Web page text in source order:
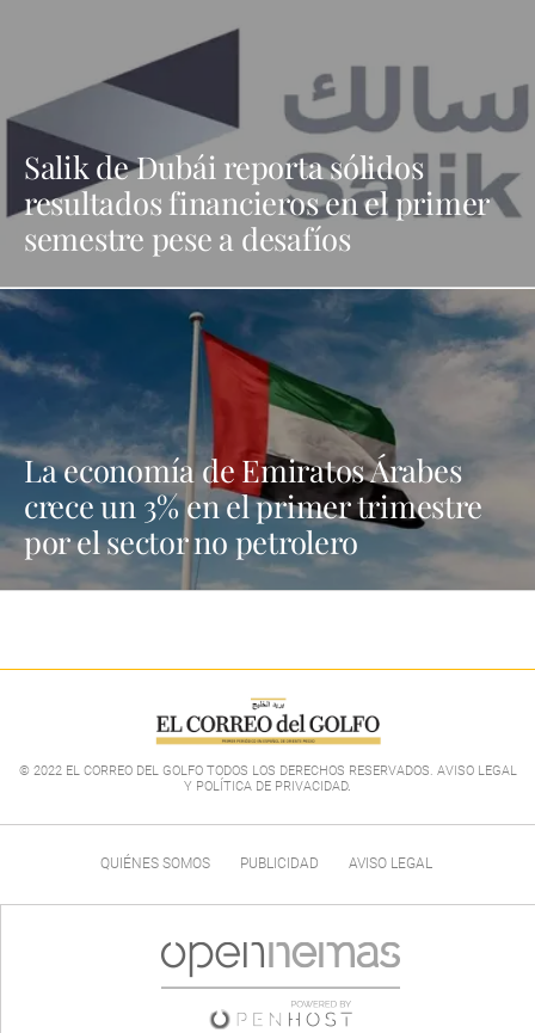
Salik de Dubái reporta sólidos
resultados financieros en el primer
semestre pese a desafíos
La economía de Emiratos Árabes
crece un 3% en el primer trimestre
por el sector no petrolero
© 2022 EL CORREO DEL GOLFO TODOS LOS DERECHOS RESERVADOS. AVISO LEGAL
Y POLÍTICA DE PRIVACIDAD.
QUIÉNES SOMOS PUBLICIDAD AVISO LEGAL